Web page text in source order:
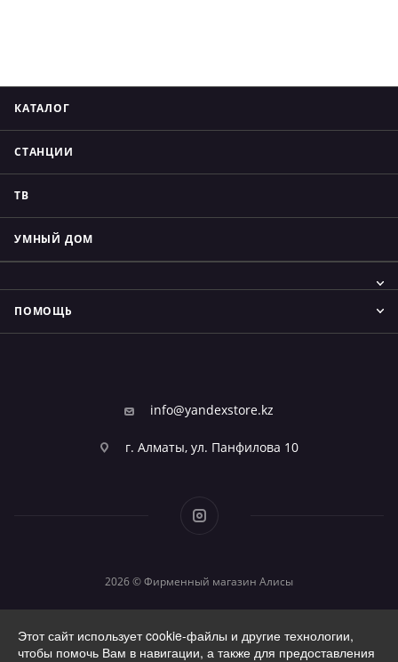
недоступно для определенного контента.
КАТАЛОГ
СТАНЦИИ
ТВ
УМНЫЙ ДОМ
ПОМОЩЬ
info@yandexstore.kz
г. Алматы, ул. Панфилова 10
2026 © Фирменный магазин Алисы
Этот сайт использует cookie-файлы и другие технологии,
чтобы помочь Вам в навигации, а также для предоставления